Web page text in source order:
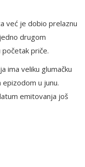
već je dobio prelaznu
drugom
priče.
ima veliku glumačku
u junu.
emitovanja još